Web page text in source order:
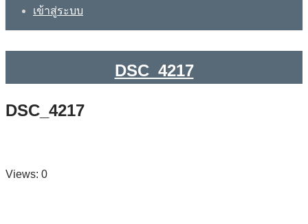
เข้าสู่ระบบ
DSC_4217
DSC_4217
Views: 0